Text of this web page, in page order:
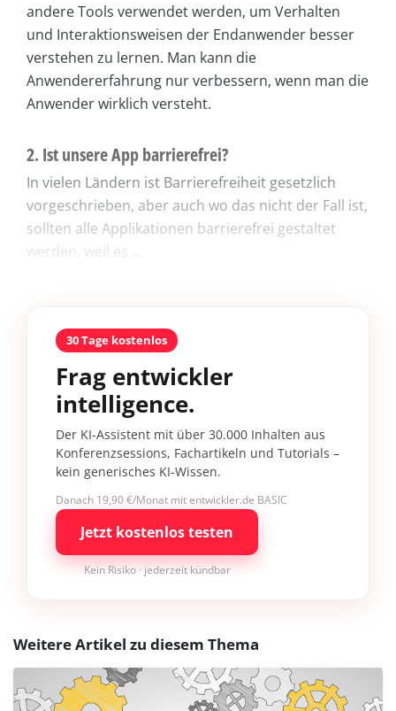
andere Tools verwendet werden, um Verhalten
und Interaktionsweisen der Endanwender besser
verstehen zu lernen. Man kann die
Anwendererfahrung nur verbessern, wenn man die
Anwender wirklich versteht.
2. Ist unsere App barrierefrei?
In vielen Ländern ist Barrierefreiheit gesetzlich
vorgeschrieben, aber auch wo das nicht der Fall ist,
sollten alle Applikationen barrierefrei gestaltet
werden, weil es ...
30 Tage kostenlos
Frag entwickler
intelligence.
Der KI-Assistent mit über 30.000 Inhalten aus
Konferenzsessions, Fachartikeln und Tutorials –
kein generisches KI-Wissen.
Danach 19,90 €/Monat mit entwickler.de BASIC
Jetzt kostenlos testen
Kein Risiko · jederzeit kündbar
Weitere Artikel zu diesem Thema